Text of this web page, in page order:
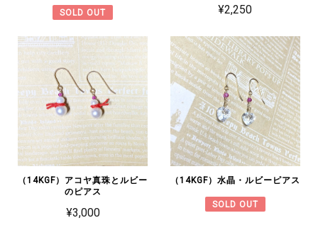
SOLD OUT ¥2,250
（14KGF）アコヤ真珠とルビー
のピアス
¥3,000
（14KGF）水晶・ルビーピアス
SOLD OUT